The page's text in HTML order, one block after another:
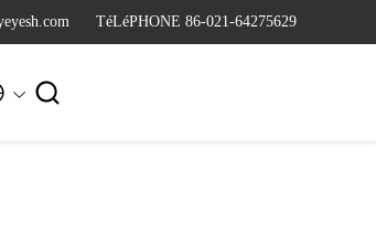
TéLéPHONE 86-021-64275629
